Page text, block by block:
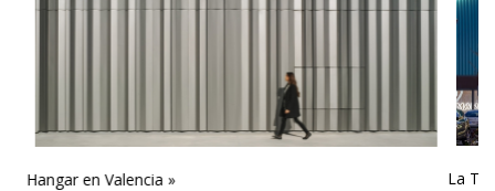
Hangar en Valencia » La